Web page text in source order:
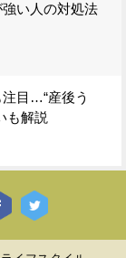
い人の対処法
目…“産後う
も解説